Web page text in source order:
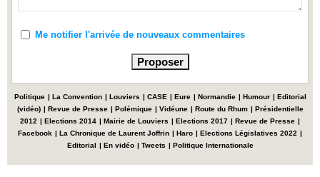
Me notifier l'arrivée de nouveaux commentaires
Politique | La Convention | Louviers | CASE | Eure | Normandie | Humour | Editorial
(vidéo) | Revue de Presse | Polémique | Vidéune | Route du Rhum | Présidentielle
2012 | Elections 2014 | Mairie de Louviers | Elections 2017 | Revue de Presse |
Facebook | La Chronique de Laurent Joffrin | Haro | Elections Législatives 2022 |
Editorial | En vidéo | Tweets | Politique Internationale